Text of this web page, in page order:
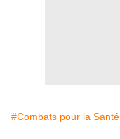
#Combats pour la Santé